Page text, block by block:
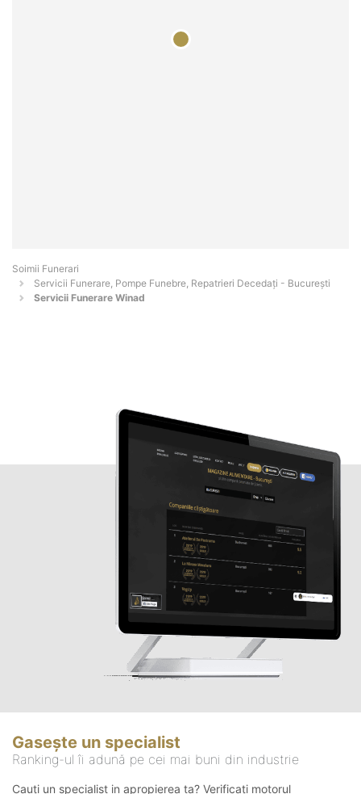
Soimii Funerari
Servicii Funerare, Pompe Funebre, Repatrieri Decedați - Bucureşti
Servicii Funerare Winad
Gasește un specialist
Ranking-ul îi adună pe cei mai buni din industrie
Cauți un specialist in apropierea ta? Verificați motorul